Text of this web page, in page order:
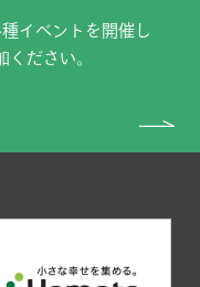
イベントを開催し
ください。